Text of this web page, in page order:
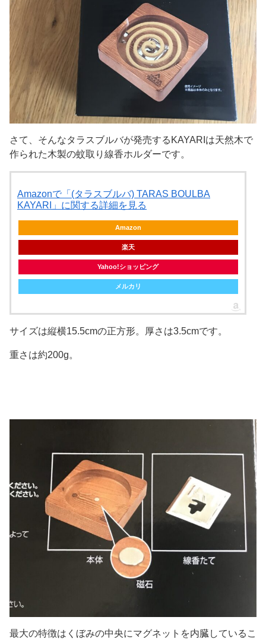
さて、そんなタラスブルバが発売するKAYARIは天然木で
作られた木製の蚊取り線香ホルダーです。
Amazonで「(タラスブルバ) TARAS BOULBA
KAYARI」に関する詳細を見る
Amazon
楽天
Yahoo!ショッピング
メルカリ
サイズは縦横15.5cmの正方形。厚さは3.5cmです。
重さは約200g。
最大の特徴はくぼみの中央にマグネットを内臓しているこ